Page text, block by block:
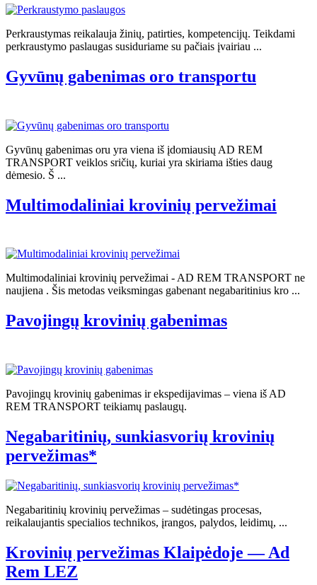
Perkraustymas reikalauja žinių, patirties, kompetencijų. Teikdami
perkraustymo paslaugas susiduriame su pačiais įvairiau ...
Gyvūnų gabenimas oro transportu
Gyvūnų gabenimas oru yra viena iš įdomiausių AD REM
TRANSPORT veiklos sričių, kuriai yra skiriama išties daug
dėmesio. Š ...
Multimodaliniai krovinių pervežimai
Multimodaliniai krovinių pervežimai - AD REM TRANSPORT ne
naujiena . Šis metodas veiksmingas gabenant negabaritinius kro ...
Pavojingų krovinių gabenimas
Pavojingų krovinių gabenimas ir ekspedijavimas – viena iš AD
REM TRANSPORT teikiamų paslaugų.
Negabaritinių, sunkiasvorių krovinių
pervežimas*
Negabaritinių krovinių pervežimas – sudėtingas procesas,
reikalaujantis specialios technikos, įrangos, palydos, leidimų, ...
Krovinių pervežimas Klaipėdoje — Ad
Rem LEZ